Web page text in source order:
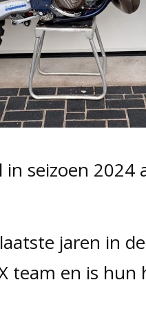
in seizoen 2024
jaren in
team en is hun